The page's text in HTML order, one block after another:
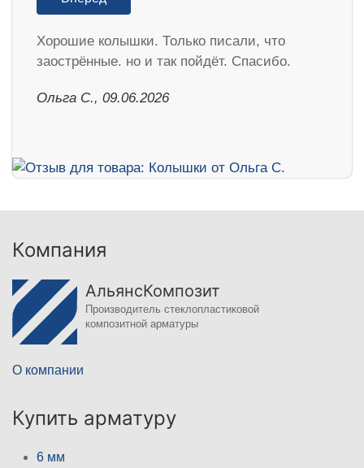
Хорошие колышки. Только писали, что
заострённые. но и так пойдёт. Спасибо.
Ольга С., 09.06.2026
Компания
АльянсКомпозит
Производитель стеклопластиковой
композитной арматуры
О компании
Купить арматуру
6 мм